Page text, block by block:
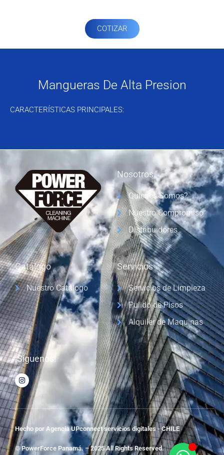
COTIZAR
Mangueras De Alta Presion
CARACTERÍSTICAS PRINCIPALES:
Nosotros
Quienes Somos?
Nuestro Compromiso
Distribuidores
Catálogo
Nuestro Catálogo
Servicios
Servicios de Limpieza
Pulido de Pisos
Alquiler de Maquinas
¡Síguenos!
Hecho por Agencia UPconnect servicios digitales - CHILE
© PowerForce Panamá. – 2025 All Rights Reserved.